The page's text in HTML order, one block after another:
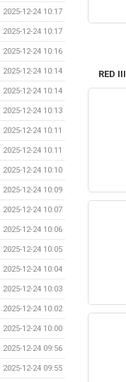
2025-12-24 10:17
2025-12-24 10:17
2025-12-24 10:16
2025-12-24 10:14
2025-12-24 10:14
2025-12-24 10:13
2025-12-24 10:11
2025-12-24 10:11
2025-12-24 10:10
2025-12-24 10:09
2025-12-24 10:07
2025-12-24 10:06
2025-12-24 10:05
2025-12-24 10:04
2025-12-24 10:03
2025-12-24 10:02
2025-12-24 10:00
2025-12-24 09:56
2025-12-24 09:55
RED III